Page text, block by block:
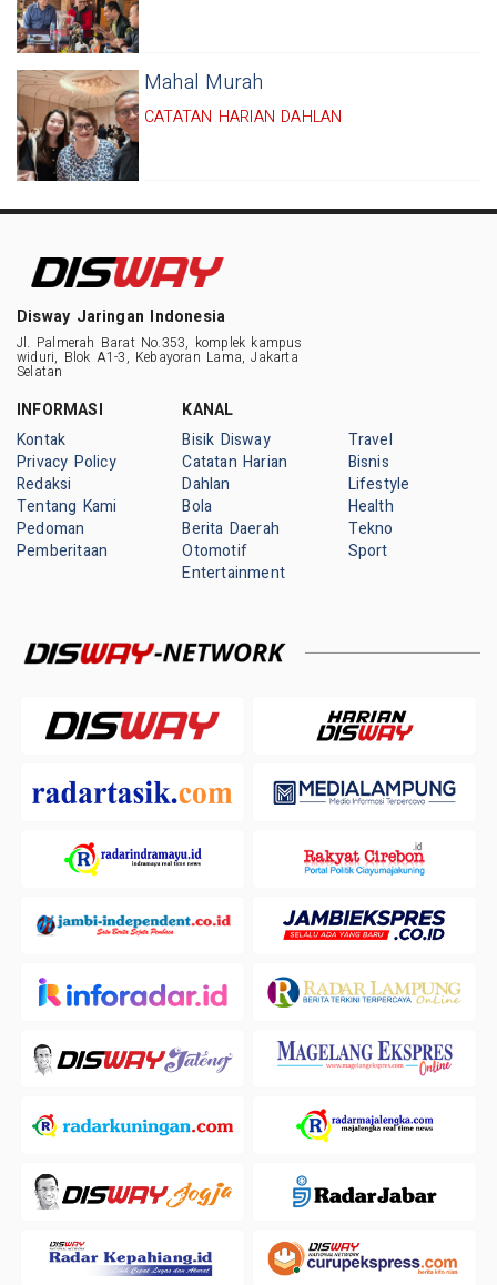
Mahal Murah
CATATAN HARIAN DAHLAN
Disway Jaringan Indonesia
Jl. Palmerah Barat No.353, komplek kampus
widuri, Blok A1-3, Kebayoran Lama, Jakarta
Selatan
INFORMASI
Kontak
Privacy Policy
Redaksi
Tentang Kami
Pedoman
Pemberitaan
KANAL
Bisik Disway
Catatan Harian
Dahlan
Bola
Berita Daerah
Otomotif
Entertainment
Travel
Bisnis
Lifestyle
Health
Tekno
Sport